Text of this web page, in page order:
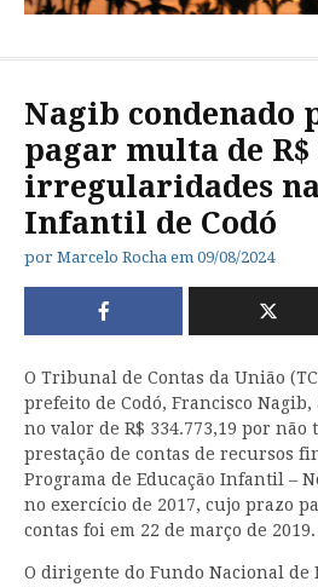
Nagib condenado
pagar multa de
irregularidades na
Infantil de Codó
por Marcelo Rocha em 09/08/2024
O Tribunal de Contas da União
prefeito de Codó, Francisco
no valor de R$ 334.773,19 por não
prestação de contas de recursos
Programa de Educação Infantil –
no exercício de 2017, cujo prazo
contas foi em 22 de março de 2019.
O dirigente do Fundo Nacional de